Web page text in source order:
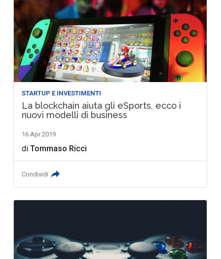
STARTUP E INVESTIMENTI
La blockchain aiuta gli eSports, ecco i
nuovi modelli di business
16 Apr 2019
diTommaso Ricci
Condividi